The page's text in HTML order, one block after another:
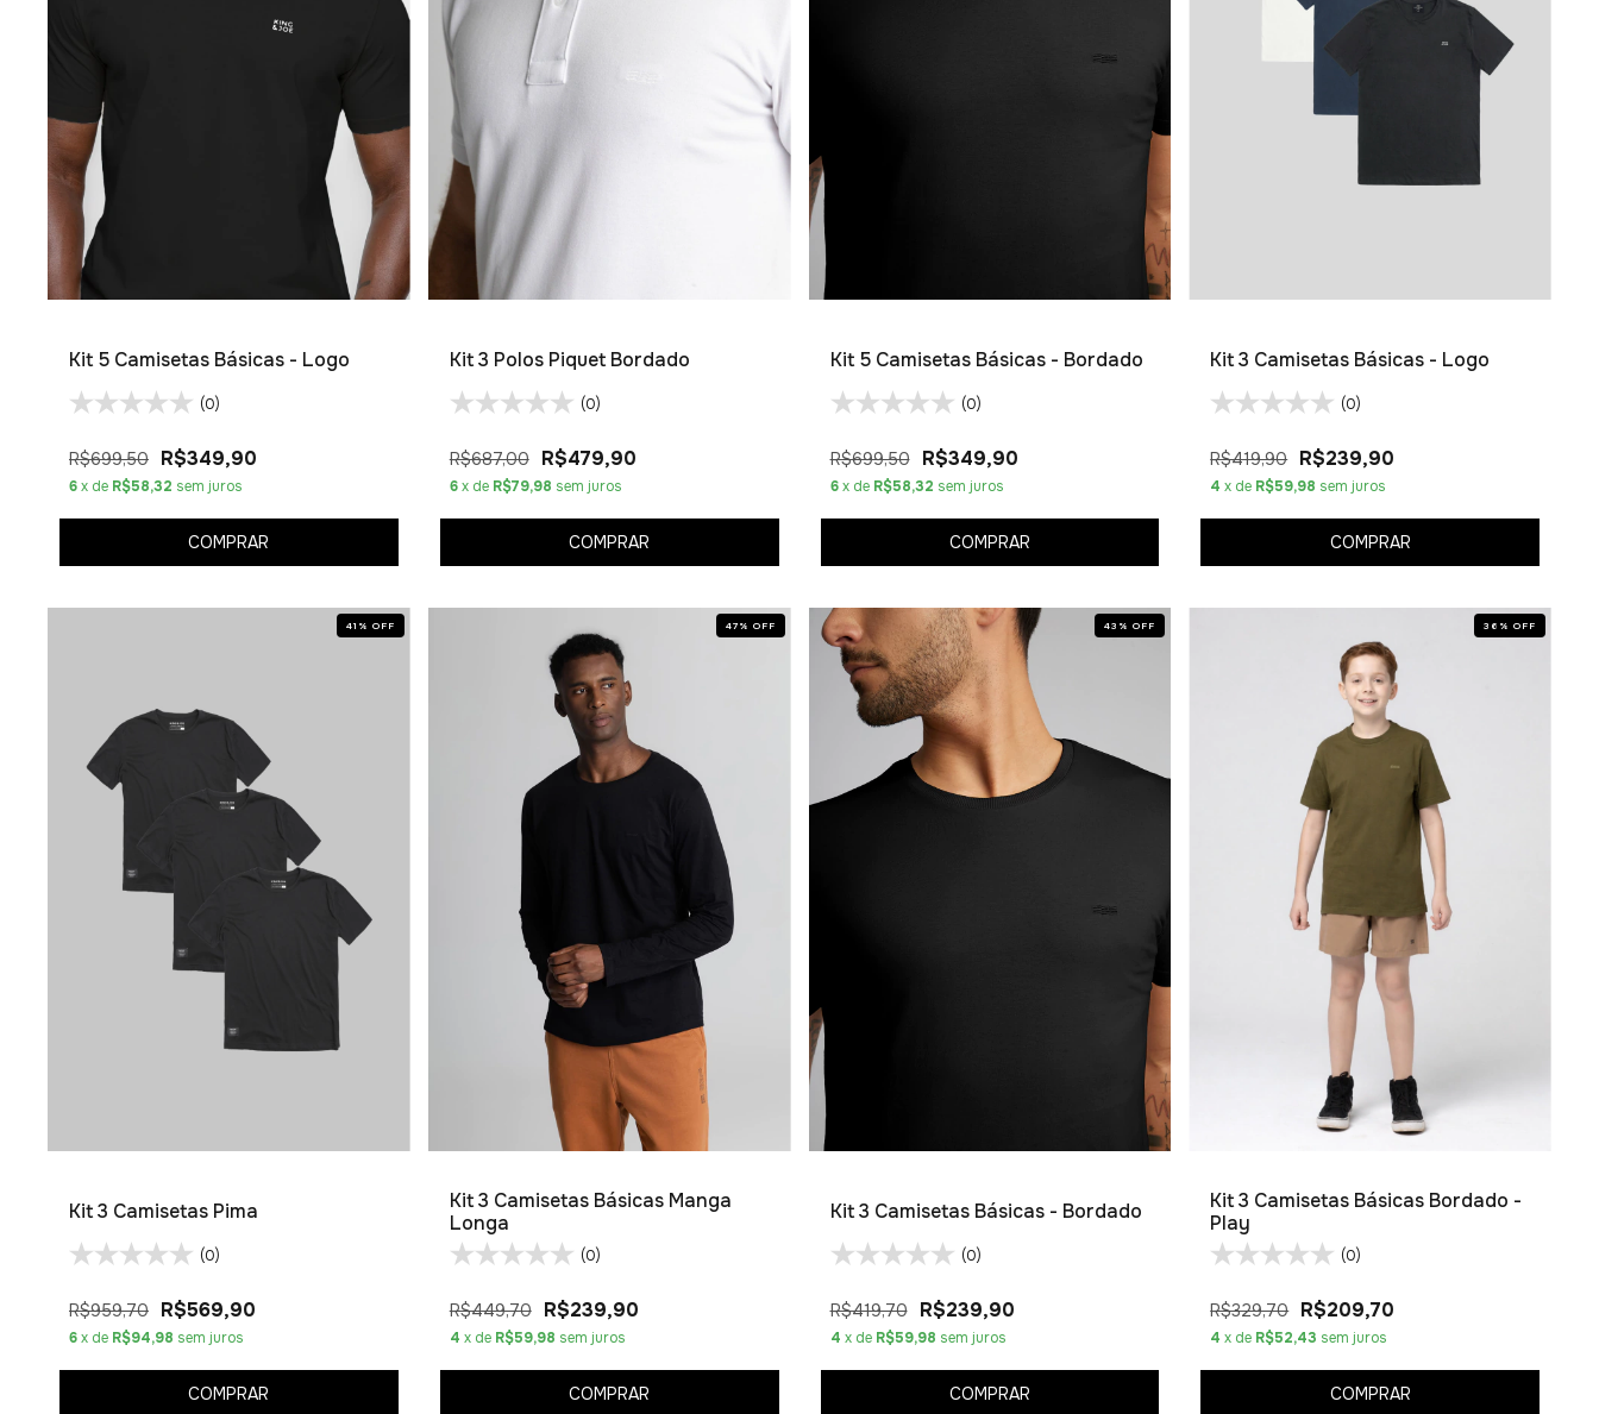
Kit 5 Camisetas Básicas - Logo
(0)
R$699,50 R$349,90
6x de R$58,32 sem juros
COMPRAR
Kit 3 Polos Piquet Bordado
(0)
R$687,00 R$479,90
6 x de R$79,98 sem juros
COMPRAR
Kit 5 Camisetas Básicas - Bordado
(0)
R$699,50 R$349,90
6 x de R$58,32 sem juros
COMPRAR
Kit 3 Camisetas Básicas - Logo
(0)
R$419,90 R$239,90
4 x de R$59,98 sem juros
COMPRAR
41 % OFF
Kit 3 Camisetas Pima
(0)
R$959,70 R$569,90
6x de R$94,98 sem juros
COMPRAR
47 % OFF
Kit 3 Camisetas Básicas Manga
Longa
(0)
R$449,70 R$239,90
4 x de R$59,98 sem juros
COMPRAR
43 %OFF
Kit 3 Camisetas Básicas - Bordado
(0)
R$419,70 R$239,90
4 x de R$59,98 sem juros
COMPRAR
36 % OFF
Kit 3 Camisetas Básicas Bordado -
Play
(0)
R$329,70 R$209,70
4 x de R$52,43 sem juros
COMPRAR